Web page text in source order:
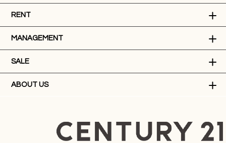
RENT
MANAGEMENT
SALE
ABOUT US